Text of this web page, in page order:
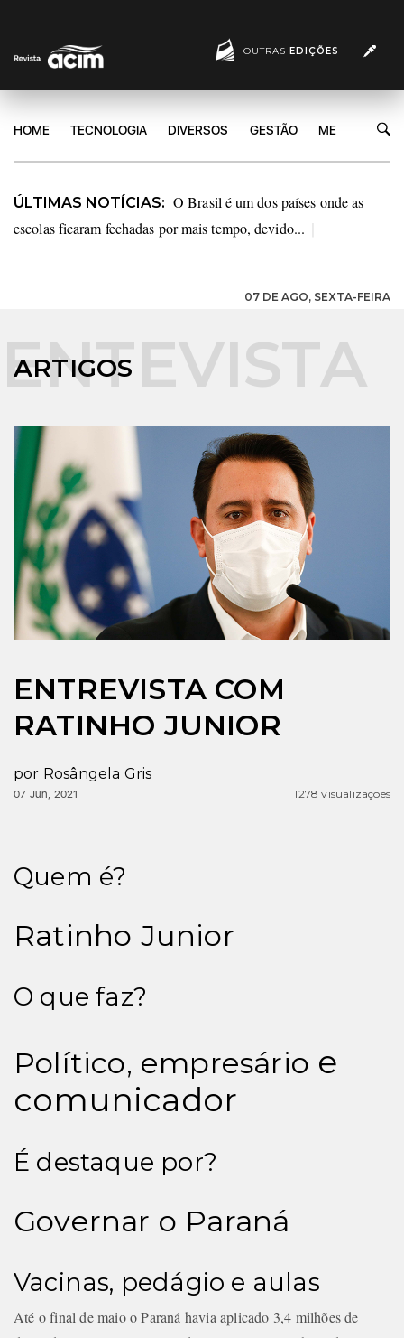
OUTRAS EDIÇÕES
HOME TECNOLOGIA DIVERSOS GESTÃO MERCADO
ÚLTIMAS NOTÍCIAS: O Brasil é um dos países onde as
escolas ficaram fechadas por mais tempo, devido...
07 DE AGO, SEXTA-FEIRA
ARTIGOS
ENTREVISTA COM
RATINHO JUNIOR
por Rosângela Gris
07 Jun, 2021 1278 visualizações
Quem é?
Ratinho Junior
O que faz?
Político, empresário e
comunicador
É destaque por?
Governar o Paraná
Vacinas, pedágio e aulas
Até o final de maio o Paraná havia aplicado 3,4 milhões de